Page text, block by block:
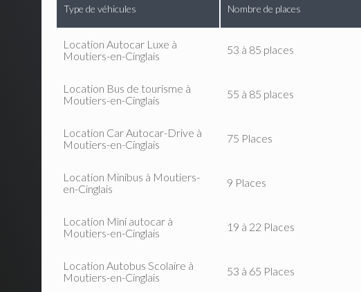
Type de véhicules Nombre de places
Location Autocar Luxe à
Moutiers-en-Cinglais
53 à 85 places
Location Bus de tourisme à
Moutiers-en-Cinglais
55 à 85 places
Location Car Autocar-Drive à
Moutiers-en-Cinglais
75 Places
Location Minibus à Moutiers-
en-Cinglais
9 Places
Location Mini autocar à
Moutiers-en-Cinglais
19 à 22 Places
Location Autobus Scolaire à
Moutiers-en-Cinglais
53 à 65 Places